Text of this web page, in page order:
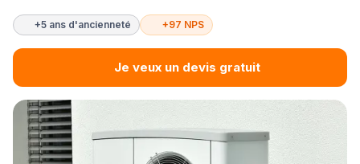
+5 ans d'ancienneté +97 NPS
Je veux un devis gratuit